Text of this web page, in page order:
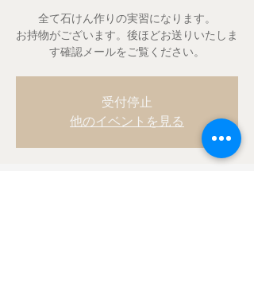
全て石けん作りの実習になります。
お持物がございます。後ほどお送りいたしま
す確認メールをご覧ください。
受付停止
他のイベントを見る